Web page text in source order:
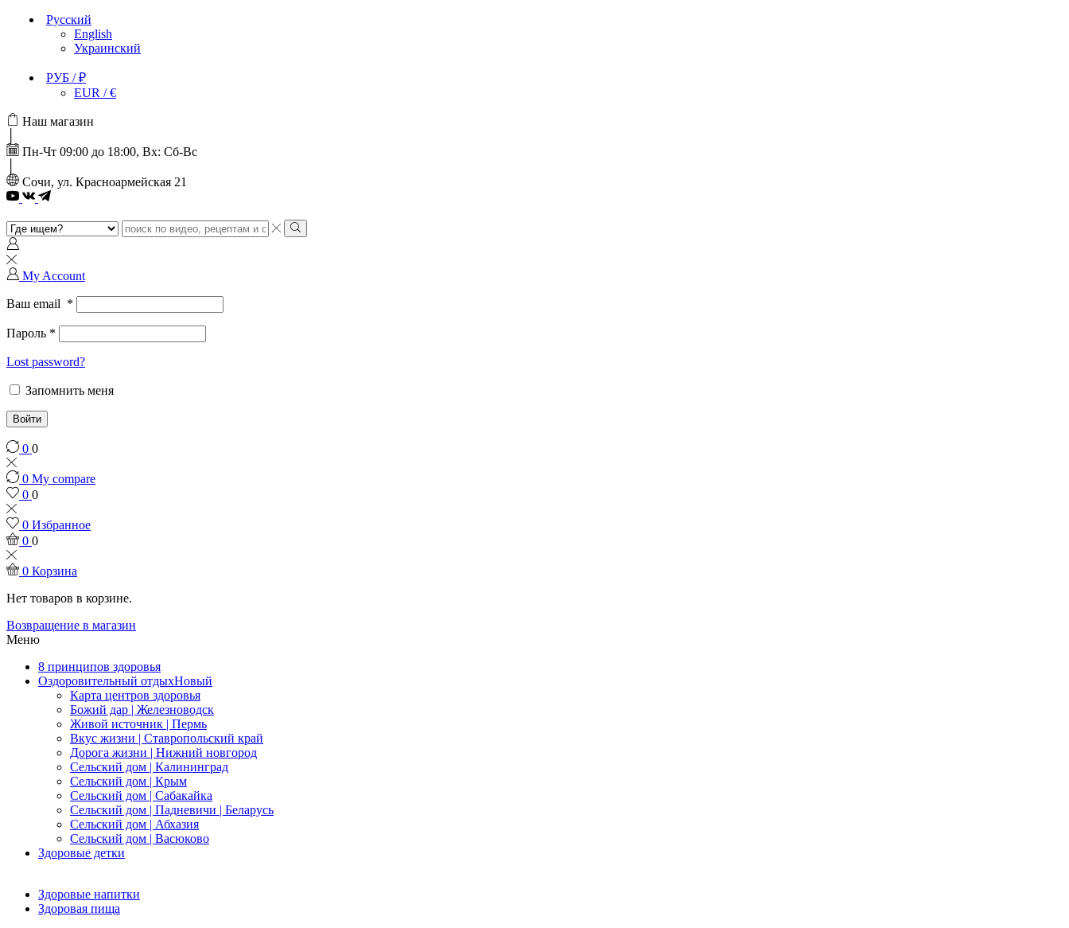
Русский
English
Украинский
РУБ / ₽
EUR / €
Наш магазин
Пн-Чт 09:00 до 18:00, Вх: Сб-Вс
Сочи, ул. Красноармейская 21
Youtube
Search
input
Search
My Account
Ваш email *
Пароль *
Lost password?
Запомнить меня
Войти
0 0
0 My compare
0 0
0 Избранное
0 0
0 Корзина
Нет товаров в корзине.
Возвращение в магазин
Меню
8 принципов здоровья
Оздоровительный отдыхНовый
Карта центров здоровья
Божий дар | Железноводск
Живой источник | Пермь
Вкус жизни | Ставропольский край
Дорога жизни | Нижний новгород
Сельский дом | Калининград
Сельский дом | Крым
Сельский дом | Сабакайка
Сельский дом | Падневичи | Беларусь
Сельский дом | Абхазия
Сельский дом | Васюково
Здоровые детки
Здоровые напитки
Здоровая пища